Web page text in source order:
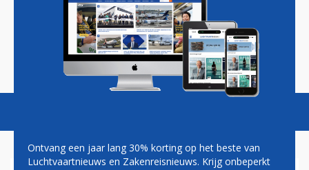
Magazine Podcasts Vacatures
Ontvang een jaar lang 30% korting op het beste van
Luchtvaartnieuws en Zakenreisnieuws. Krijg onbeperkt